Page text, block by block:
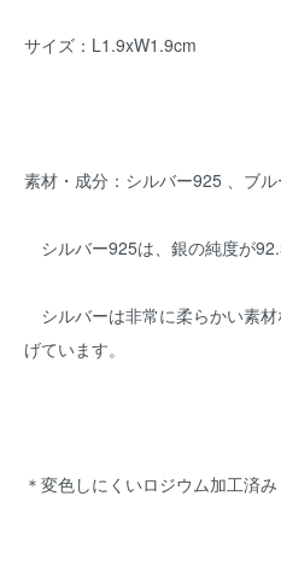
サイズ：L1.9xW1.9cm
素材・成分：シルバー925 、ブ
シルバー925は、銀の純度が
シルバーは非常に柔らかい素
げています。
＊変色しにくいロジウム加工済み